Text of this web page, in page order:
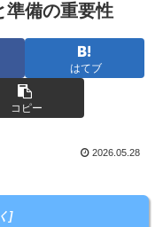
準備の重要性
はてブ
コピー
2026.05.28